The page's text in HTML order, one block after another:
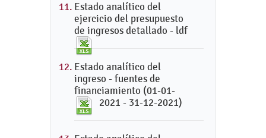
Estado analítico del
ejercicio del presupuesto
de ingresos detallado - ldf
Estado analítico del
ingreso - fuentes de
financiamiento (01-01-
2021 - 31-12-2021)